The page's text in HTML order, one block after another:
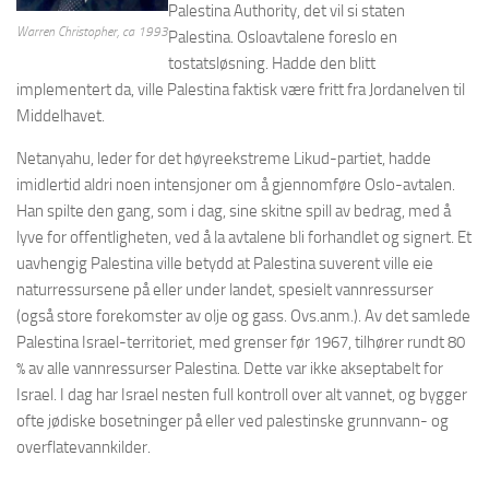
Warren Christopher, ca 1993
Palestina Authority, det vil si staten
Palestina. Osloavtalene foreslo en
tostatsløsning. Hadde den blitt
implementert da, ville Palestina faktisk være fritt fra Jordanelven til
Middelhavet.
Netanyahu, leder for det høyreekstreme Likud-partiet, hadde
imidlertid aldri noen intensjoner om å gjennomføre Oslo-avtalen.
Han spilte den gang, som i dag, sine skitne spill av bedrag, med å
lyve for offentligheten, ved å la avtalene bli forhandlet og signert. Et
uavhengig Palestina ville betydd at Palestina suverent ville eie
naturressursene på eller under landet, spesielt vannressurser
(også store forekomster av olje og gass. Ovs.anm.). Av det samlede
Palestina Israel-territoriet, med grenser før 1967, tilhører rundt 80
% av alle vannressurser Palestina. Dette var ikke akseptabelt for
Israel. I dag har Israel nesten full kontroll over alt vannet, og bygger
ofte jødiske bosetninger på eller ved palestinske grunnvann- og
overflatevannkilder.